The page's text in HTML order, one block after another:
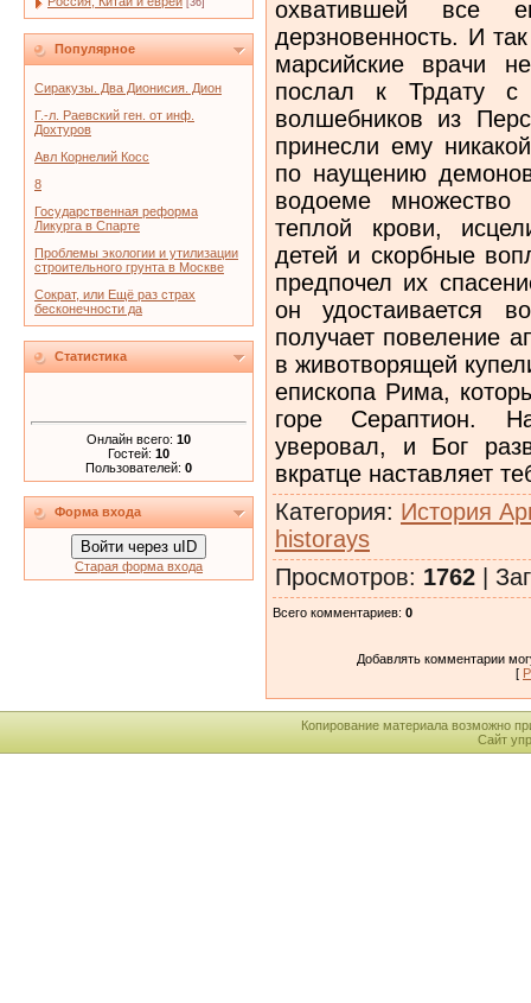
[36]
Популярное
Сиракузы. Два Дионисия. Дион
Г.-л. Раевский ген. от инф.
Дохтуров
Авл Корнелий Косс
8
Государственная реформа
Ликурга в Спарте
Проблемы экологии и утилизации
строительного грунта в Москве
Сократ, или Ещё раз страх
бесконечности да
Статистика
Онлайн всего: 10
Гостей: 10
Пользователей: 0
Форма входа
Войти через uID
Старая форма входа
охватившей все
дерзновенность. И
марсийские врачи
послал к Трдату с
волшебников из
принесли ему
по наущению
водоеме
теплой крови,
детей и скорбные
предпочел их
он удостаивается
получает повеление
в животворящей
епископа Рима,
горе Сераптион.
уверовал, и Бог
вкратце наставляет
Категория: История
historays
Просмотров: 1762 |
Всего комментариев: 0
Добавлять комментарии
[
Копирование материала возможно
Сайт